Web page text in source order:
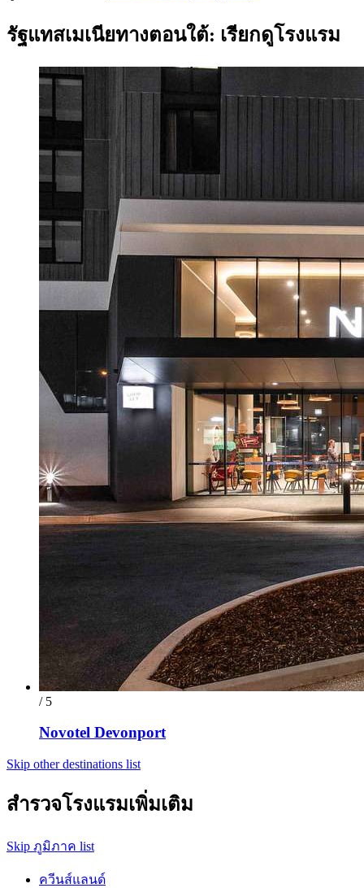
รัฐแทสเมเนียทางตอนใต้: เรียกดูโรงแรม
/ 5
Novotel Devonport
Skip other destinations list
สำรวจโรงแรมเพิ่มเติม
Skip ภูมิภาค list
ควีนส์แลนด์